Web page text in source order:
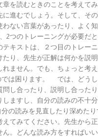
読むときのことを考えて
進むでしょう。そして、そ
ない言葉があったり、よく
のトレーニングが必要だ
キストは、２つ目のトレー
、先生が正解は何かを説
ません。でも、ちょっと考
は困ります。 では、どう
し合ったり、説明し合った
ますし、自分の読みの不十
の読みを見直したり深め
てみてください。先生から
どんな読み方をすればい